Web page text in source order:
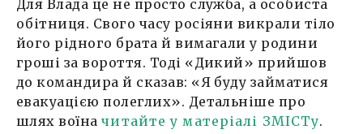
Для Влада це не просто служба, а особиста
обітниця. Свого часу росіяни викрали тіло
його рідного брата й вимагали у родини
гроші за вороття. Тоді «Дикий» прийшов
до командира й сказав: «Я буду займатися
евакуацією полеглих». Детальніше про
шлях воїначитайте у матеріалі ЗМІСТу.